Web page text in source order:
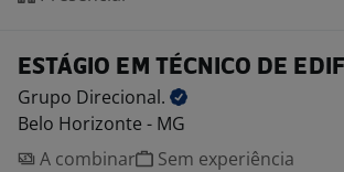
ESTÁGIO EM TÉCNICO DE
Grupo Direcional.
Belo Horizonte - MG
A combinar
Sem experiência